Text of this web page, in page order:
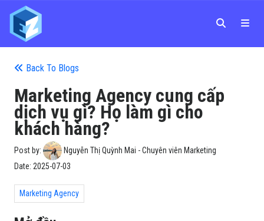
Back To Blogs
Marketing Agency cung cấp
dịch vụ gì? Họ làm gì cho
khách hàng?
Post by:
Nguyễn Thị Quỳnh Mai - Chuyên viên Marketing
Date: 2025-07-03
Marketing Agency